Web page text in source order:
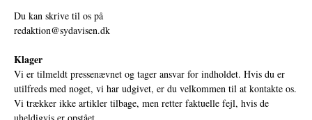
Du kan skrive til os på
redaktion@sydavisen.dk
Klager
Vi er tilmeldt pressenævnet og tager ansvar for indholdet. Hvis du er
utilfreds med noget, vi har udgivet, er du velkommen til at kontakte os.
Vi trækker ikke artikler tilbage, men retter faktuelle fejl, hvis de